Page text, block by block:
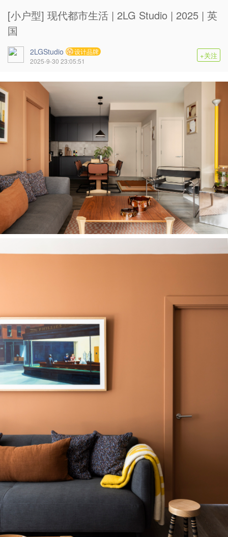
[小户型] 现代都市生活 | 2LG Studio | 2025 | 英
国
2LGStudio
设计品牌
2025-9-30 23:05:51
+关注